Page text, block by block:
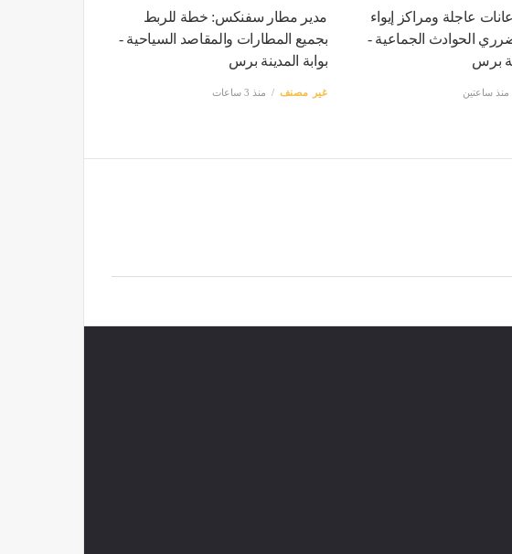
عاجلة ومراكز إيواء
الحوادث الجماعية -
برس
منذ ساعتين
مدير مطار سفنكس: خطة للربط
بجميع المطارات والمقاصد السياحية -
بوابة المدينة برس
غير مصنف منذ 3 ساعات